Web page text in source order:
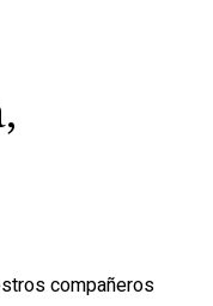
compañeros